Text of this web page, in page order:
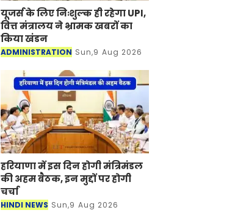
यूजर्स के लिए निःशुल्क ही रहेगा UPI,
वित्त मंत्रालय ने भ्रामक खबरों का
किया खंडन
ADMINISTRATION Sun,9 Aug 2026
हरियाणा में इस दिन होगी मंत्रिमंडल
की अहम बैठक, इन मुद्दों पर होगी
चर्चा
HINDI NEWS Sun,9 Aug 2026